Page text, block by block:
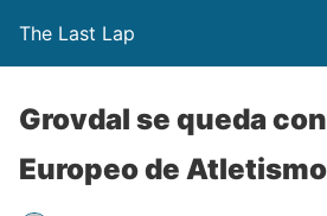
The Last Lap
Grovdal se queda
Europeo de Atletismo